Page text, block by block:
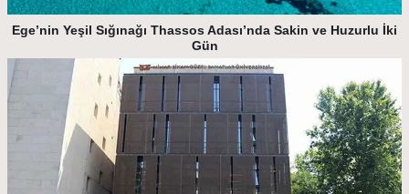
Ege’nin Yeşil Sığınağı Thassos Adası’nda Sakin ve Huzurlu İki
Gün